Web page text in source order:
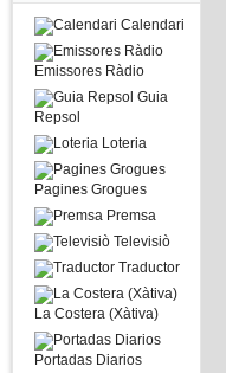
Calendari
Emissores Ràdio
Guia
Repsol
Loteria
Pagines Grogues
Premsa
Televisiò
Traductor
La Costera (Xàtiva)
Portadas Diarios